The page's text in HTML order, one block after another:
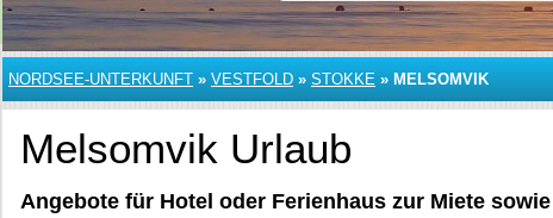
NORDSEE-UNTERKUNFT » VESTFOLD » STOKKE » MELSOMVIK
Melsomvik Urlaub
Angebote für Hotel oder Ferienhaus zur Miete